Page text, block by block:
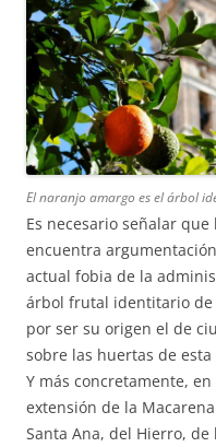
El naranjo amargo es el árbol
Es necesario señalar
encuentra
actual fobia de la
árbol frutal identitario de
por ser su origen el de
sobre las huertas de
Y más concretamente,
extensión de la
Santa Ana, del Hierro,